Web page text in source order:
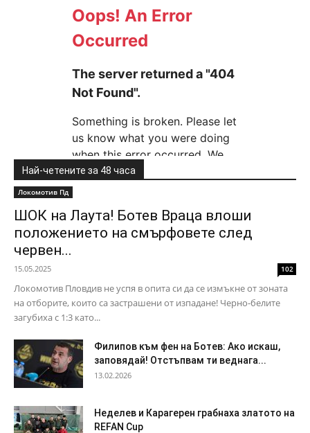
Най-четените за 48 часа
Локомотив Пд
ШОК на Лаута! Ботев Враца влоши
положението на смърфовете след
червен...
15.05.2025 102
Локомотив Пловдив не успя в опита си да се измъкне от зоната
на отборите, които са застрашени от изпадане! Черно-белите
загубиха с 1:3 като...
Филипов към фен на Ботев: Ако искаш,
заповядай! Отстъпвам ти веднага...
13.02.2026
Неделев и Карагерен грабнаха златото на
REFAN Cup